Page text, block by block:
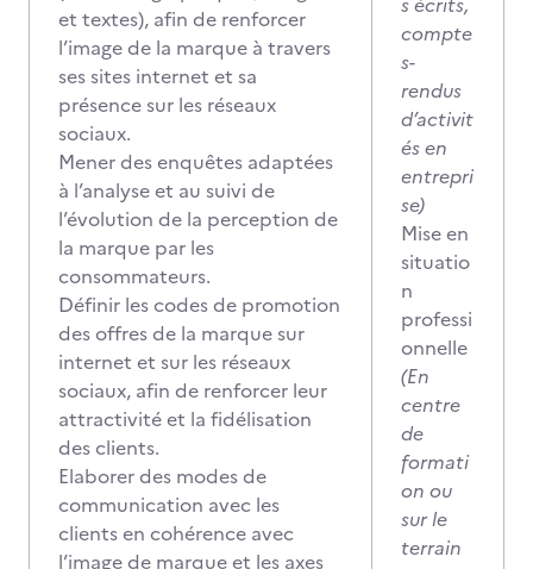
et textes), afin de renforcer
l’image de la marque à travers
ses sites internet et sa
présence sur les réseaux
sociaux.
Mener des enquêtes adaptées
à l’analyse et au suivi de
l’évolution de la perception de
la marque par les
consommateurs.
Définir les codes de promotion
des offres de la marque sur
internet et sur les réseaux
sociaux, afin de renforcer leur
attractivité et la fidélisation
des clients.
Elaborer des modes de
communication avec les
clients en cohérence avec
l’image de marque et les axes
compte
s-
rendus
d’activit
és en
entrepri
se)
Mise en
situatio
n
professi
onnelle
(En
centre
de
formati
on ou
sur le
terrain